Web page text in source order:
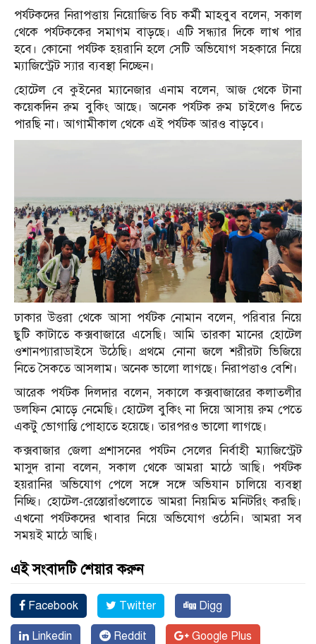
পর্যটকদের নিরাপত্তায় নিয়োজিত বিচ কর্মী মাহবুব বলেন, সকাল
থেকে পর্যটককের সমাগম বাড়ছে। এটি সন্ধ্যার দিকে লাখ পার
হবে। কোনো পর্যটক হয়রানি হলে সেটি অভিযোগ সহকারে নিয়ে
ম্যাজিস্ট্রেট স্যার ব্যবস্থা নিচ্ছেন।
হোটেল বে কুইনের ম্যানেজার এনাম বলেন, আজ থেকে টানা
কয়েকদিন রুম বুকিং আছে। অনেক পর্যটক রুম চাইলেও দিতে
পারছি না। আগামীকাল থেকে এই পর্যটক আরও বাড়বে।
ঢাকার উত্তরা থেকে আসা পর্যটক নোমান বলেন, পরিবার নিয়ে
ছুটি কাটাতে কক্সবাজারে এসেছি। আমি তারকা মানের হোটেল
ওশানপ্যারাডাইসে উঠেছি। প্রথমে নোনা জলে শরীরটা ভিজিয়ে
নিতে সৈকতে আসলাম। অনেক ভালো লাগছে। নিরাপত্তাও বেশি।
আরেক পর্যটক দিলদার বলেন, সকালে কক্সবাজারের কলাতলীর
ডলফিন মোড়ে নেমেছি। হোটেল বুকিং না দিয়ে আসায় রুম পেতে
একটু ভোগান্তি পোহাতে হয়েছে। তারপরও ভালো লাগছে।
কক্সবাজার জেলা প্রশাসনের পর্যটন সেলের নির্বাহী ম্যাজিস্ট্রেট
মাসুদ রানা বলেন, সকাল থেকে আমরা মাঠে আছি। পর্যটক
হয়রানির অভিযোগ পেলে সঙ্গে সঙ্গে অভিযান চালিয়ে ব্যবস্থা
নিচ্ছি। হোটেল-রেস্তোরাঁগুলোতে আমরা নিয়মিত মনিটরিং করছি।
এখনো পর্যটকদের খাবার নিয়ে অভিযোগ ওঠেনি। আমরা সব
সময়ই মাঠে আছি।
এই সংবাদটি শেয়ার করুন
Facebook Twitter Digg
Linkedin Reddit Google Plus